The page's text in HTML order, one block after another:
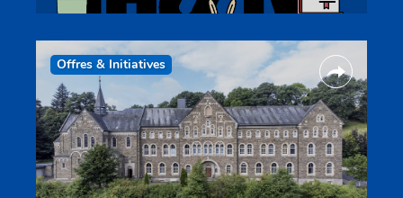
Offres & Initiatives